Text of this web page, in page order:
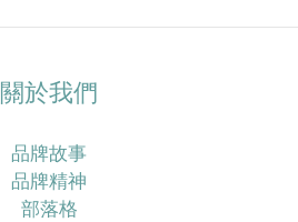
關於我們
品牌故事
品牌精神
部落格